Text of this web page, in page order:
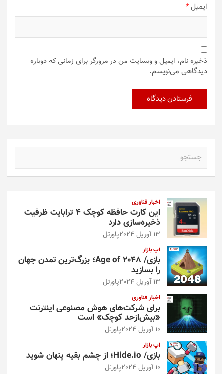
ایمیل*
ذخیره نام، ایمیل و وبسایت من در مرورگر برای زمانی که دوباره
دیدگاهی می‌نویسم.
اخبار فناوری
این کارت حافظه کوچک ۴ ترابایت ظرفیت
ذخیره‌سازی دارد
13 آوریل 2024 پاورتل
اپ بازار
بازی/ Age of 2048؛ بزرگ‌ترین تمدن جهان
را بسازید
13 آوریل 2024 پاورتل
اخبار فناوری
برای شرکت‌های هوش مصنوعی اینترنت
«بیش‌از‌حد کوچک» است
10 آوریل 2024 پاورتل
اپ بازار
بازی/ Hide.io؛ از چشم بقیه پنهان شوید
10 آوریل 2024 پاورتل